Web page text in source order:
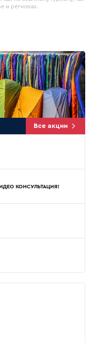
и регионах.
Все акции
КОНСУЛЬТАЦИЯ!